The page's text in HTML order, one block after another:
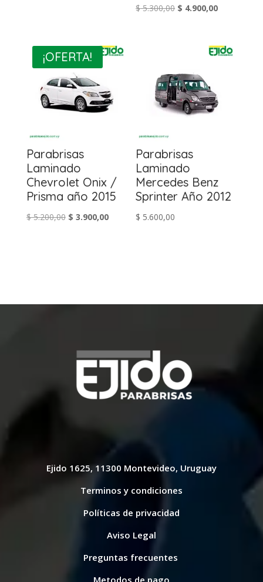
$ 4.500,00.$ 4.100,00.
$5.300,00 El
$ 4.900,00El
es:
¡OFERTA!
Parabrisas
Laminado
Chevrolet Onix /
Prisma año 2015
$5.200,00 El
$ 3.900,00El
Parabrisas
Laminado
Mercedes Benz
Sprinter Año 2012
$ 5.600,00
Ejido 1625, 11300 Montevideo, Uruguay
Terminos y condiciones
Políticas de privacidad
Aviso Legal
Preguntas frecuentes